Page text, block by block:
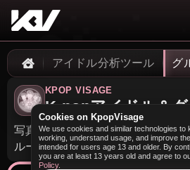
Home
アイドル分析ツール グ
KPOP VISAGE
K-popアイドル＆
写真をアップロードするか撮影し
ループとメンバーを特定します。
Cookies on KpopVisage
We use cookies and similar technologies to
working, understand usage, and improve
intended for users age 13 and older. By
you are at least 13 years old and agree to
Policy.